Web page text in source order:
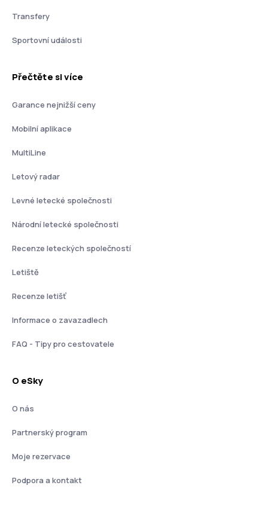
Transfery
Sportovní události
Přečtěte si více
Garance nejnižší ceny
Mobilní aplikace
MultiLine
Letový radar
Levné letecké společnosti
Národní letecké společnosti
Recenze leteckých společností
Letiště
Recenze letišť
Informace o zavazadlech
FAQ - Tipy pro cestovatele
O eSky
O nás
Partnerský program
Moje rezervace
Podpora a kontakt